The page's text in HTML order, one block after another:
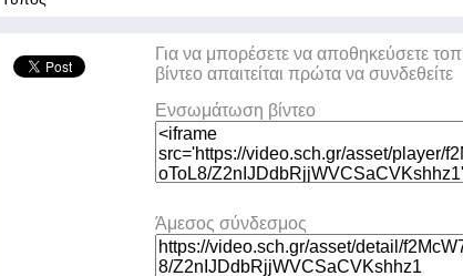
Για να μπορέσετε να αποθηκεύσετε
βίντεο απαιτείται πρώτα να συνδεθείτε
Ενσωμάτωση βίντεο
Άμεσος σύνδεσμος